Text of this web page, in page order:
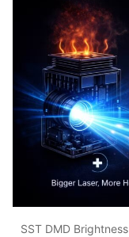
SST DMD Brightness